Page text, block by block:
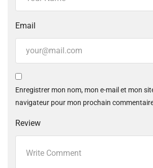
Email
Enregistrer mon nom, mon e-mail et mon
navigateur pour mon prochain
Review